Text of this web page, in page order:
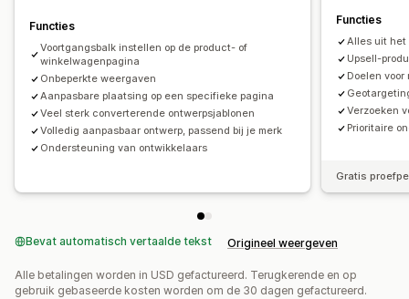
Doorklikpercentages
Aanbevelingsprestaties
Functies
Voortgangsbalk instellen op de product- of
winkelwagenpagina
Onbeperkte weergaven
Aanpasbare plaatsing op een specifieke pagina
Veel sterk converterende ontwerpsjablonen
Volledig aanpasbaar ontwerp, passend bij je merk
Ondersteuning van ontwikkelaars
Functies
Alles uit het
Upsell-
Doelen
Verzoeken
Prioritaire
Gratis
Bevat automatisch vertaalde tekst Origineel weergeven
Alle betalingen worden in USD gefactureerd. Terugkerende en op
gebruik gebaseerde kosten worden om de 30 dagen gefactureerd.